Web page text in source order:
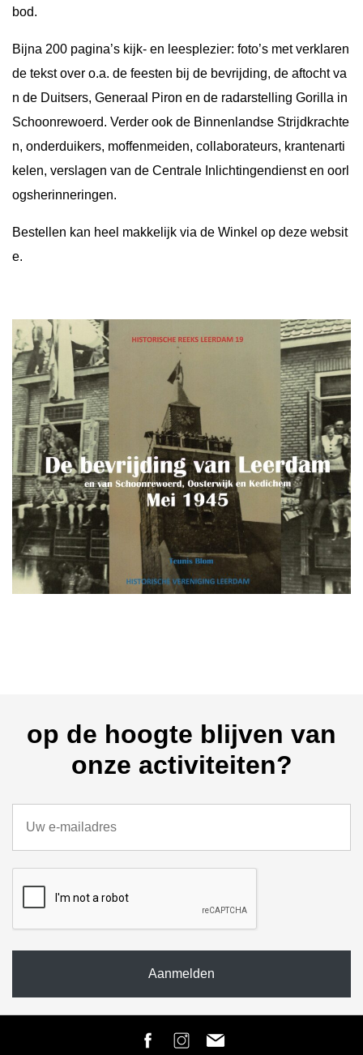
bod.
Bijna 200 pagina’s kijk- en leesplezier: foto’s met verklaren
de tekst over o.a. de feesten bij de bevrijding, de aftocht va
n de Duitsers, Generaal Piron en de radarstelling Gorilla in
Schoonrewoerd. Verder ook de Binnenlandse Strijdkrachte
n, onderduikers, moffenmeiden, collaborateurs, krantenarti
kelen, verslagen van de Centrale Inlichtingendienst en oorl
ogsherinneringen.
Bestellen kan heel makkelijk via de Winkel op deze websit
e.
op de hoogte blijven van
onze activiteiten?